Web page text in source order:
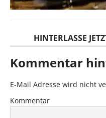
HINTERLASSE
Kommentar
E-Mail Adresse wird nicht
Kommentar